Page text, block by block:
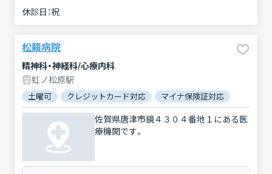
休診日：祝
松籟病院
精神科・神経科/心療内科
虹ノ松原駅
土曜可 クレジットカード対応 マイナ保険証対応
佐賀県唐津市鏡４３０４番地１にある医
療機関です。